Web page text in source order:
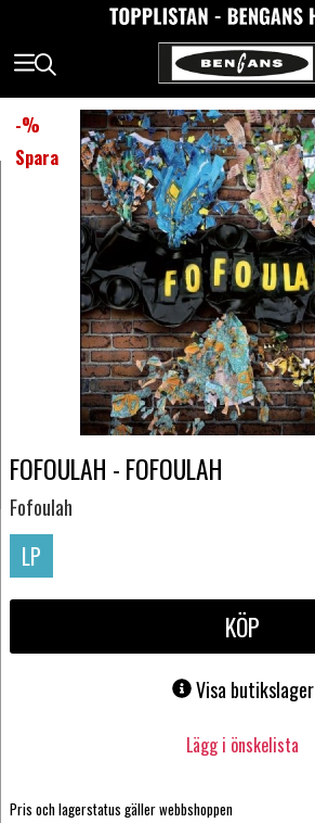
-%
Spara
FOFOULAH - FOFOULAH
Fofoulah
LP
KÖP
Visa butikslager
Lägg i önskelista
Pris och lagerstatus gäller webbshoppen